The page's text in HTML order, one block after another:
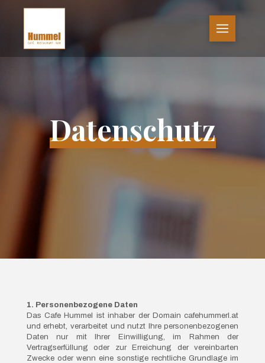
Datenschutz
1. Personenbezogene Daten
Das Cafe Hummel ist inhaber der Domain cafehummerl.at
und erhebt, verarbeitet und nutzt Ihre personenbezogenen
Daten nur mit Ihrer Einwilligung, im Rahmen der
Vertragserfüllung oder zur Erreichung der vereinbarten
Zwecke oder wenn eine sonstige rechtliche Grundlage im